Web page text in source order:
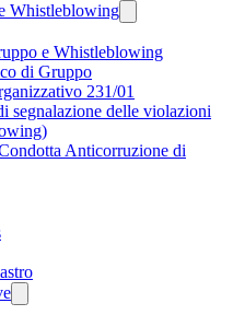
Whistleblowing
e Whistleblowing
di Gruppo
231/01
segnalazione delle violazioni
Anticorruzione di